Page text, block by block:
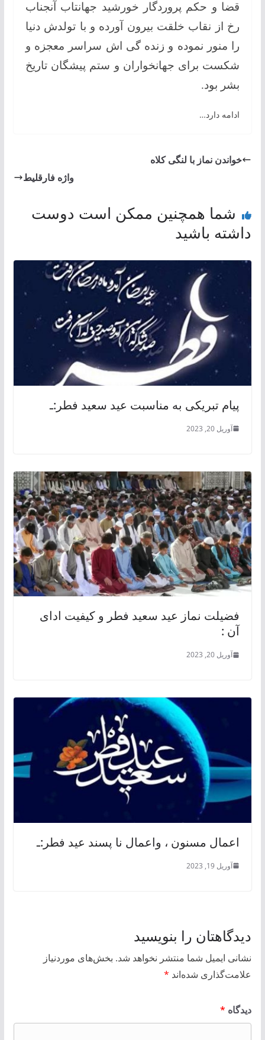
قضا و حکم پروردگار خورشید جهانتاب آنجناب
رخ از نقاب خلقت بیرون آورده و با تولدش دنیا
را منور نموده و زنده گی اش سراسر معجزه و
شکست برای جهانخواران و ستم پیشگان تاریخ
بشر بود.
ادامه دارد…
خواندن نماز با لنگی کلاه
واژه فارقلیط
شما همچنین ممکن است دوست
داشته باشید
پیام تبریکی به‌ مناسبت عید سعید فطر:ـ
آوریل 20, 2023
فضیلت نماز عید سعید فطر و کیفیت ادای
آن :
آوریل 20, 2023
اعمال مسنون ، واعمال نا پسند عید فطر:ـ
آوریل 19, 2023
دیدگاهتان را بنویسید
نشانی ایمیل شما منتشر نخواهد شد. بخش‌های موردنیاز
علامت‌گذاری شده‌اند *
دیدگاه *